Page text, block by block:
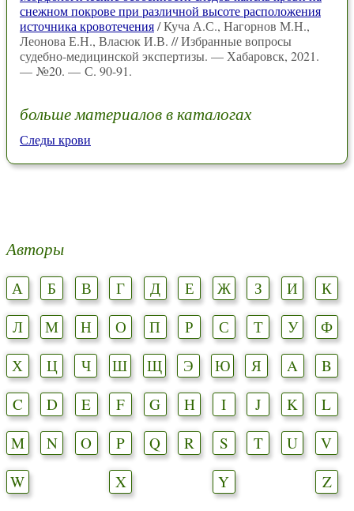
снежном покрове при различной высоте расположения
источника кровотечения/ Куча А.С., Нагорнов М.Н.,
Леонова Е.Н., Власюк И.В. // Избранные вопросы
судебно-медицинской экспертизы. — Хабаровск, 2021.
— №20. — С. 90-91.
больше материалов в каталогах
Следы крови
Авторы
А Б В Г Д Е Ж З И
К
Л
М Н О П Р С Т У
Ф
Х
Ц Ч Ш Щ Э Ю Я A
B
C
D E F G H I J K
L
M
N O P Q R S T U
V
W
X Y Z